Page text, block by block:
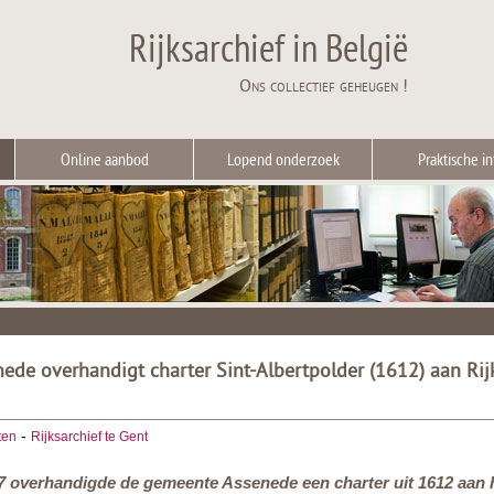
Rijksarchief in België
Ons collectief geheugen !
Online aanbod Lopend onderzoek Praktische
overhandigt charter Sint-Albertpolder (1612) aan
- Rijksarchief te Gent
overhandigde de gemeente Assenede een charter uit 1612